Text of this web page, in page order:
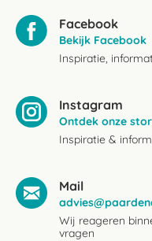
Facebook
Bekijk Facebook
Inspiratie,
Instagram
Ontdek onze
Inspiratie &
Mail
Wij reageren
vragen